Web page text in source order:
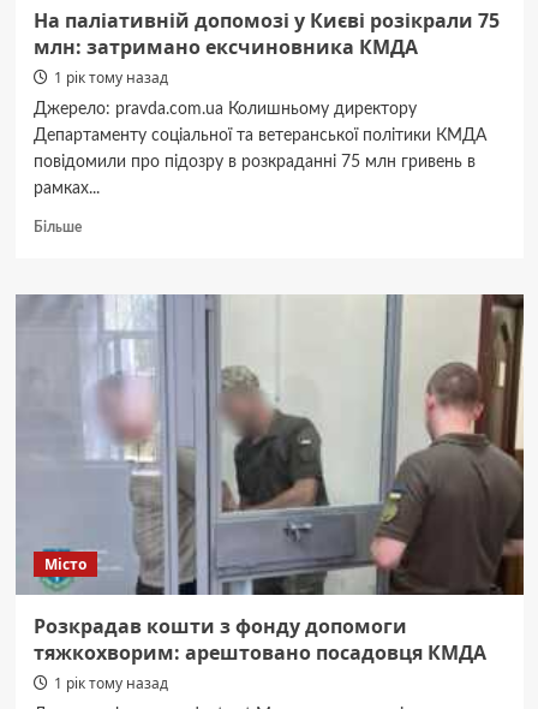
На паліативній допомозі у Києві розікрали 75
млн: затримано ексчиновника КМДА
1 рік тому назад
Джерело: pravda.com.ua Колишньому директору
Департаменту соціальної та ветеранської політики КМДА
повідомили про підозру в розкраданні 75 млн гривень в
рамках...
БільшеДокладніше
паліативній
розікрали
затримано
ексчиновника
Місто
Розкрадав кошти з фонду допомоги
тяжкохворим: арештовано посадовця КМДА
1 рік тому назад